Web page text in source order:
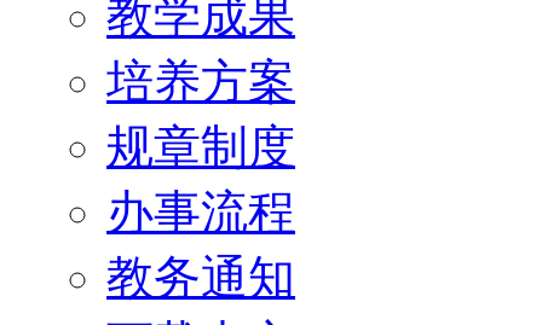
教学成果
培养方案
规章制度
办事流程
教务通知